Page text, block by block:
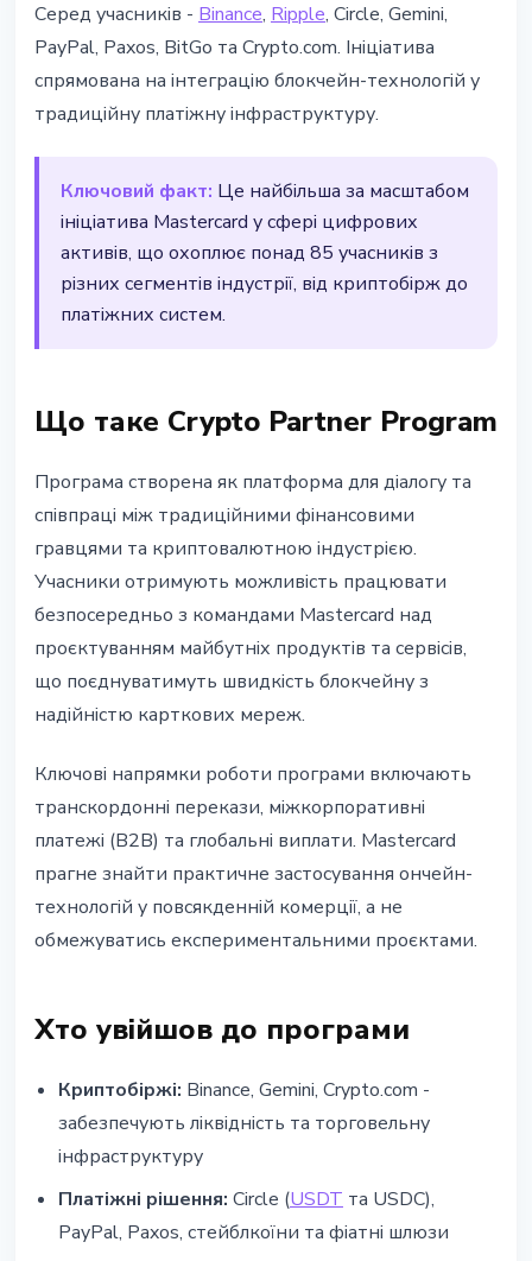
14 березня 2026 р.2 хв читання
Наталія Дорофєєва
Серед учасників - Binance, Ripple, Circle, Gemini,
PayPal, Paxos, BitGo та Crypto.com. Ініціатива
спрямована на інтеграцію блокчейн-технологій у
традиційну платіжну інфраструктуру.
Ключовий факт: Це найбільша за масштабом
ініціатива Mastercard у сфері цифрових
активів, що охоплює понад 85 учасників з
різних сегментів індустрії, від криптобірж до
платіжних систем.
Що таке Crypto Partner Program
Програма створена як платформа для діалогу та
співпраці між традиційними фінансовими
гравцями та криптовалютною індустрією.
Учасники отримують можливість працювати
безпосередньо з командами Mastercard над
проєктуванням майбутніх продуктів та сервісів,
що поєднуватимуть швидкість блокчейну з
надійністю карткових мереж.
Ключові напрямки роботи програми включають
транскордонні перекази, міжкорпоративні
платежі (B2B) та глобальні виплати. Mastercard
прагне знайти практичне застосування ончейн-
технологій у повсякденній комерції, а не
обмежуватись експериментальними проєктами.
Хто увійшов до програми
Криптобіржі: Binance, Gemini, Crypto.com -
забезпечують ліквідність та торговельну
інфраструктуру
Платіжні рішення: Circle (USDT та USDC),
PayPal, Paxos, стейблкоїни та фіатні шлюзи